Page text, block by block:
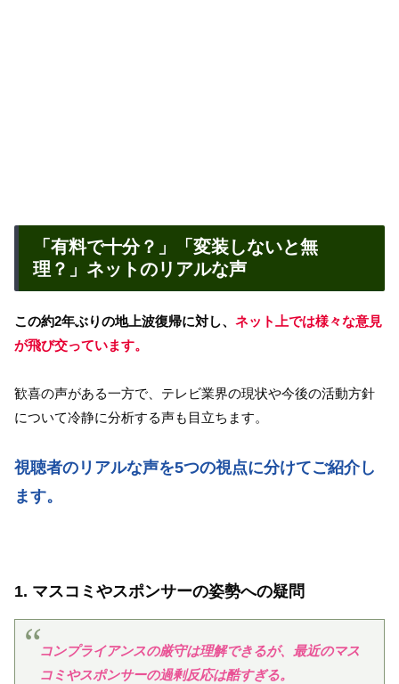
「有料で十分？」「変装しないと無
理？」ネットのリアルな声
この約2年ぶりの地上波復帰に対し、 ネット上では様々な意見
が飛び交っています。
歓喜の声がある一方で、テレビ業界の現状や今後の活動方針
について冷静に分析する声も目立ちます。
視聴者のリアルな声を5つの視点に分けてご紹介し
ます。
1. マスコミやスポンサーの姿勢への疑問
コンプライアンスの厳守は理解できるが、最近のマス
コミやスポンサーの過剰反応は酷すぎる。